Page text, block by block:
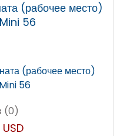
(рабочее место)
56
(0)